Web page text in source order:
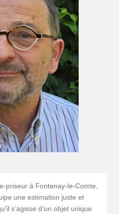
priseur à Fontenay-le-Comte,
une estimation juste et
s’agisse d’un objet unique